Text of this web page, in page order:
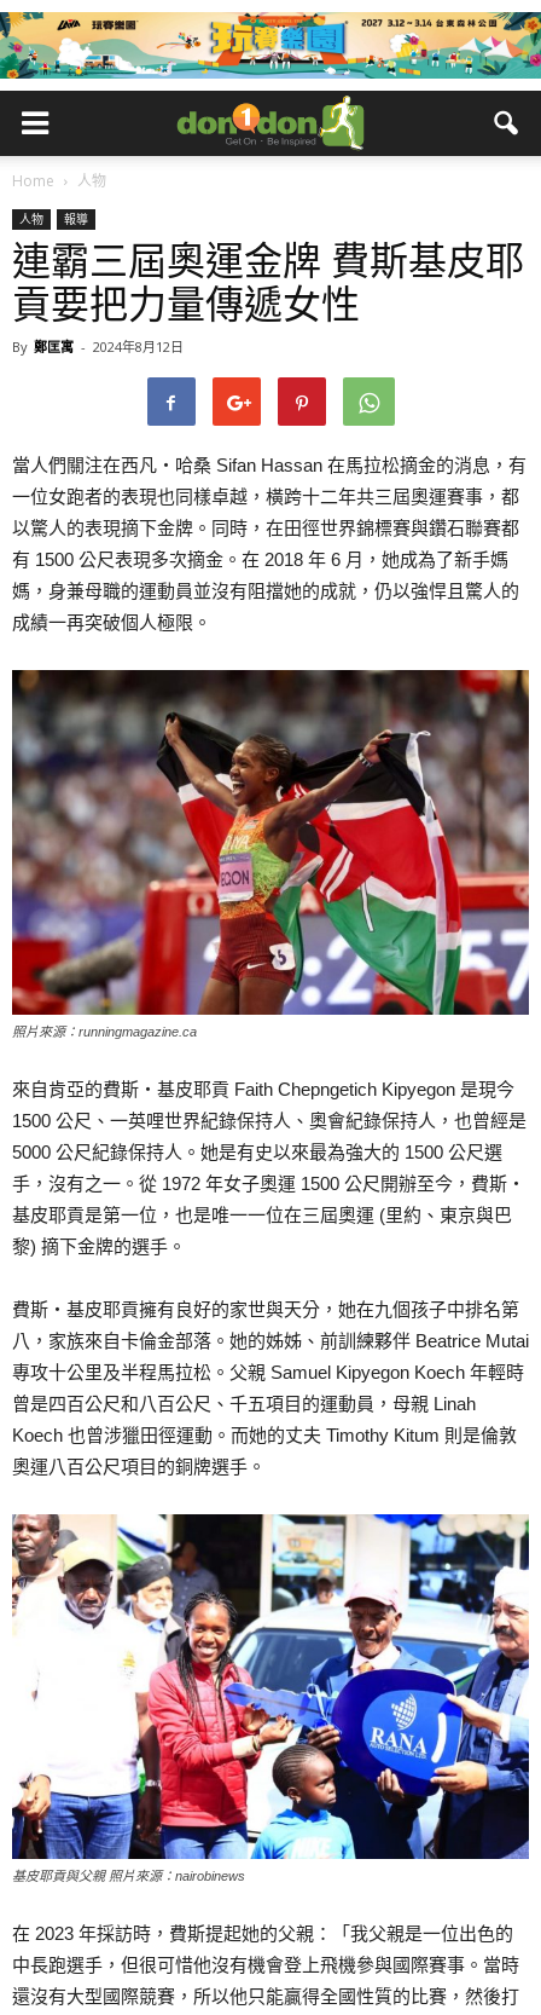
Home 人物
人物 報導
連霸三屆奧運金牌 費斯基皮耶
貢要把力量傳遞女性
By 鄭匡寓 - 2024年8月12日
當人們關注在西凡‧哈桑 Sifan Hassan 在馬拉松摘金的消息，有
一位女跑者的表現也同樣卓越，橫跨十二年共三屆奧運賽事，都
以驚人的表現摘下金牌。同時，在田徑世界錦標賽與鑽石聯賽都
有 1500 公尺表現多次摘金。在 2018 年 6 月，她成為了新手媽
媽，身兼母職的運動員並沒有阻擋她的成就，仍以強悍且驚人的
成績一再突破個人極限。
照片來源：runningmagazine.ca
來自肯亞的費斯‧基皮耶貢 Faith Chepngetich Kipyegon 是現今
1500 公尺、一英哩世界紀錄保持人、奧會紀錄保持人，也曾經是
5000 公尺紀錄保持人。她是有史以來最為強大的 1500 公尺選
手，沒有之一。從 1972 年女子奧運 1500 公尺開辦至今，費斯‧
基皮耶貢是第一位，也是唯一一位在三屆奧運 (里約、東京與巴
黎) 摘下金牌的選手。
費斯‧基皮耶貢擁有良好的家世與天分，她在九個孩子中排名第
八，家族來自卡倫金部落。她的姊姊、前訓練夥伴 Beatrice Mutai
專攻十公里及半程馬拉松。父親 Samuel Kipyegon Koech 年輕時
曾是四百公尺和八百公尺、千五項目的運動員，母親 Linah
Koech 也曾涉獵田徑運動。而她的丈夫 Timothy Kitum 則是倫敦
奧運八百公尺項目的銅牌選手。
基皮耶貢與父親 照片來源：nairobinews
在 2023 年採訪時，費斯提起她的父親：「我父親是一位出色的
中長跑選手，但很可惜他沒有機會登上飛機參與國際賽事。當時
還沒有大型國際競賽，所以他只能贏得全國性質的比賽，然後打